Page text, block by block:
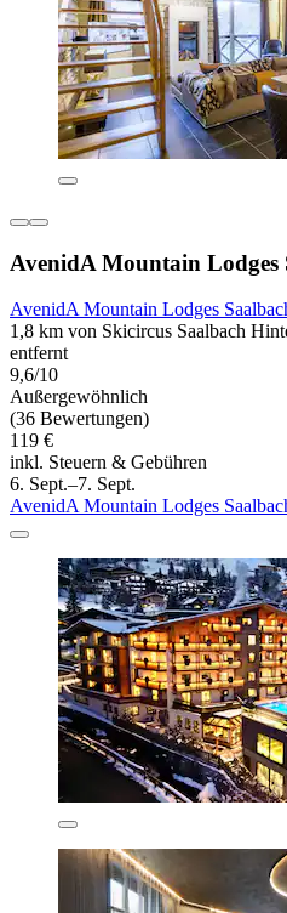
AvenidA Mountain Lodges
AvenidA Mountain Lodges
1,8 km von Skicircus Saalbach
entfernt
9,6/10
Außergewöhnlich
(36 Bewertungen)
119 €
inkl. Steuern & Gebühren
6. Sept.–7. Sept.
AvenidA Mountain Lodges